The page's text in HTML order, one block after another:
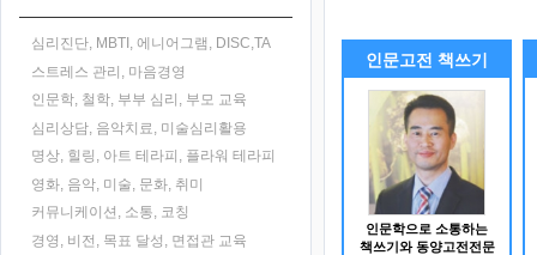
심리진단, MBTI, 에니어그램, DISC,TA
스트레스 관리, 마음경영
인문학, 철학, 부부 심리, 부모 교육
심리상담, 음악치료, 미술심리활용
명상, 힐링, 아트 테라피, 플라워 테라피
영화, 음악, 미술, 문화, 취미
커뮤니케이션, 소통, 코칭
경영, 비전, 목표 달성, 면접관 교육
인문고전 책쓰기
인문학으로 소통하는
책쓰기와 동양고전전문